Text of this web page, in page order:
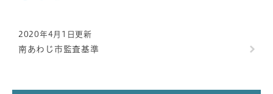
2020年4月1日更新
南あわじ市監査基準